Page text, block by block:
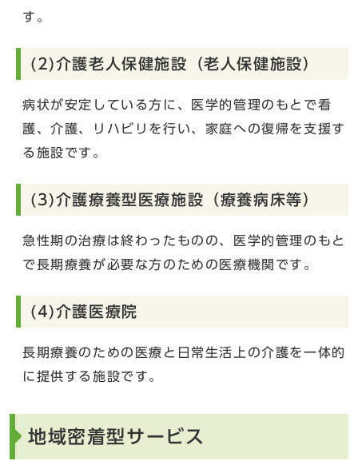
す。
(2)介護老人保健施設（老人保健施設）
病状が安定している方に、医学的管理のもとで看
護、介護、リハビリを行い、家庭への復帰を支援す
る施設です。
(3)介護療養型医療施設（療養病床等）
急性期の治療は終わったものの、医学的管理のもと
で長期療養が必要な方のための医療機関です。
(4)介護医療院
長期療養のための医療と日常生活上の介護を一体的
に提供する施設です。
地域密着型サービス